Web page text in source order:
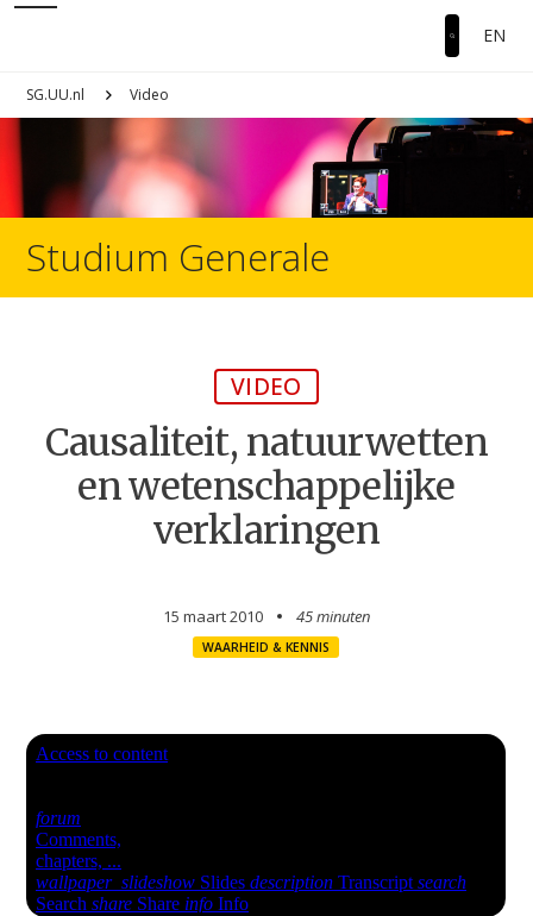
EN
SG.UU.nl Video
Studium Generale
VIDEO
Causaliteit, natuurwetten
en wetenschappelijke
verklaringen
15 maart 2010 45 minuten
WAARHEID & KENNIS